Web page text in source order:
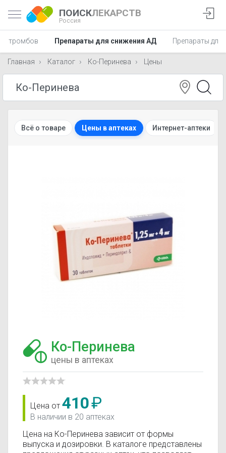
ПОИСКЛЕКАРСТВ
Россия
тромбов Препараты для снижения АД Препараты для
Главная Каталог Ко-Перинева Цены
Всё о товаре Цены в аптеках Интернет-аптеки
Ко-Перинева
цены в аптеках
Цена от 410₽
В наличии в 20 аптеках
Цена на Ко-Перинева зависит от формы
выпуска и дозировки. В каталоге представлены